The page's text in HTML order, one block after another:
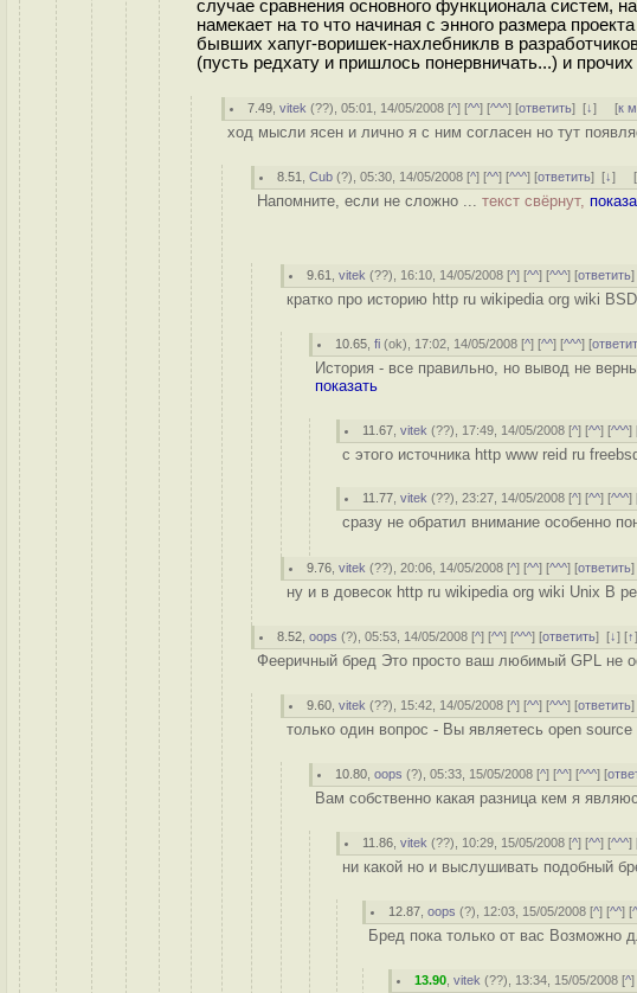
случае сравнения основного функционала систем,
намекает на то что начиная с энного размера
бывших хапуг-воришек-нахлебниклв в
(пусть редхату и пришлось понервничать...) и прочих
7.49 ,vitek (??), 05:01, 14/05/2008 [^] [^^] [^^^] [ответить][↓] [к
ход мысли ясен и лично я с ним согласен но тут
8.51 ,Cub (?), 05:30, 14/05/2008 [^] [^^] [^^^] [ответить][↓] [
Напомните, если не сложно ... текст свёрнут,
9.61 ,vitek (??), 16:10, 14/05/2008 [^] [^^] [^^^] [ответить
кратко про историю http ru wikipedia org wiki
10.65 ,fi (ok), 17:02, 14/05/2008 [^] [^^] [^^^] [
История - все правильно, но вывод не
показать
11.67 ,vitek (??), 17:49, 14/05/2008 [^] [^^] [^^^]
с этого источника http www reid ru
11.77 ,vitek (??), 23:27, 14/05/2008 [^] [^^] [^^^]
сразу не обратил внимание особенно
9.76 ,vitek (??), 20:06, 14/05/2008 [^] [^^] [^^^] [ответить
ну и в довесок http ru wikipedia org wiki Unix В
8.52 ,oops (?), 05:53, 14/05/2008 [^] [^^] [^^^] [ответить][↓] [↑
Фееричный бред Это просто ваш любимый GPL не
9.60 ,vitek (??), 15:42, 14/05/2008 [^] [^^] [^^^] [ответить]
только один вопрос - Вы являетесь open
10.80 ,oops (?), 05:33, 15/05/2008 [^] [^^] [^^^] [
Вам собственно какая разница кем я
11.86 ,vitek (??), 10:29, 15/05/2008 [^] [^^] [^^^]
ни какой но и выслушивать подобный
12.87 ,oops (?), 12:03, 15/05/2008 [^] [^^] [
Бред пока только от вас Возможно
13.90 ,vitek (??), 13:34, 15/05/2008 [^]